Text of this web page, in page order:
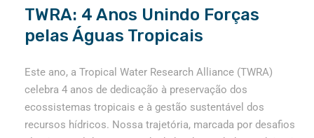
TWRA: 4 Anos Unindo Forças
pelas Águas Tropicais
Este ano, a Tropical Water Research Alliance (TWRA)
celebra 4 anos de dedicação à preservação dos
ecossistemas tropicais e à gestão sustentável dos
recursos hídricos. Nossa trajetória, marcada por desafios